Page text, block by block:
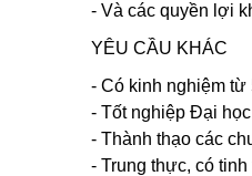
- Và các quyền lợi
YÊU CẦU KHÁC
- Có kinh nghiệm từ
- Tốt nghiệp Đại
- Thành thạo các
- Trung thực, có